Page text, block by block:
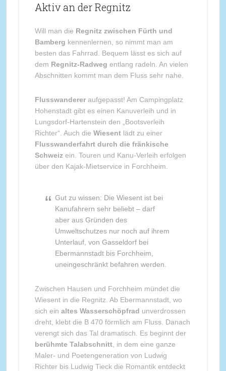
Aktiv an der Regnitz
Will man die Regnitz zwischen Fürth und
Bamberg kennenlernen, so nimmt man am
besten das Fahrrad. Bequem lässt es sich auf
dem Regnitz-Radweg entlang radeln. An vielen
Abschnitten kommt man dem Fluss sehr nahe.
Flusswandereraufgepasst! Am Campingplatz
Hohenstadt gibt es einen Kanuverleih und in
Lungsdorf-Hartenstein den „Bootsverleih
Richter“. Auch die Wiesentlädt zu einer
Flusswanderfahrt durch die fränkische
Schweiz ein. Touren und Kanu-Verleih erfolgen
über den Kajak-Mietservice in Forchheim.
Gut zu wissen: Die Wiesent ist bei
Kanufahrern sehr beliebt – darf
aber aus Gründen des
Umweltschutzes nur noch auf ihrem
Unterlauf, von Gasseldorf bei
Ebermannstadt bis Forchheim,
uneingeschränkt befahren werden.
Zwischen Hausen und Forchheim mündet die
Wiesent in die Regnitz. Ab Ebermannstadt, wo
sich ein altes Wasserschöpfrad unverdrossen
dreht, klebt die B 470 förmlich am Fluss. Danach
verengt sich das Tal dramatisch. Es beginnt der
berühmte Talabschnitt, in dem eine ganze
Maler- und Poetengeneration von Ludwig
Richter bis Ludwig Tieck die Romantik entdeckt